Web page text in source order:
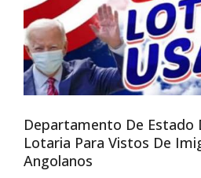
Departamento De Estado
Lotaria Para Vistos De
Angolanos